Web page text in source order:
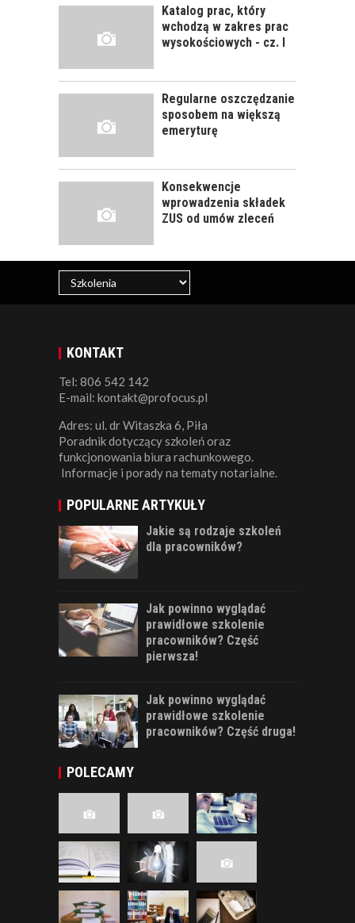
PRAWIDŁOWE
SZKOLENIE
PRACOWNIKÓW?
ROZWÓJ
PRACOWNIKA - JAK O
NIEGO DBAĆ?
Katalog prac, który
wchodzą w zakres prac
wysokościowych - cz. I
Regularne oszczędzanie
sposobem na większą
emeryturę
Konsekwencje
wprowadzenia składek
ZUS od umów zleceń
KONTAKT
Tel: 806 542 142
E-mail: kontakt@profocus.pl
Adres: ul. dr Witaszka 6, Piła
Poradnik dotyczący szkoleń oraz
funkcjonowania biura rachunkowego.
Informacje i porady na tematy notarialne.
POPULARNE ARTYKUŁY
Jakie są rodzaje szkoleń
dla pracowników?
Jak powinno wyglądać
prawidłowe szkolenie
pracowników? Część
pierwsza!
Jak powinno wyglądać
prawidłowe szkolenie
pracowników? Część druga!
POLECAMY